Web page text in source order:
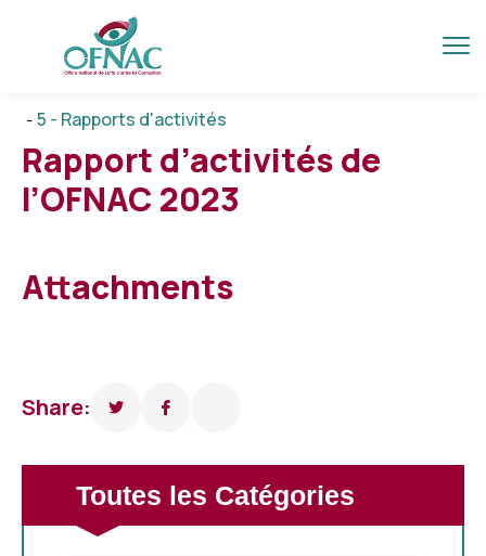
Toutes les Catégories
-5 - Rapports d'activités
Rapport d’activités de
l’OFNAC 2023
Attachments
Share: